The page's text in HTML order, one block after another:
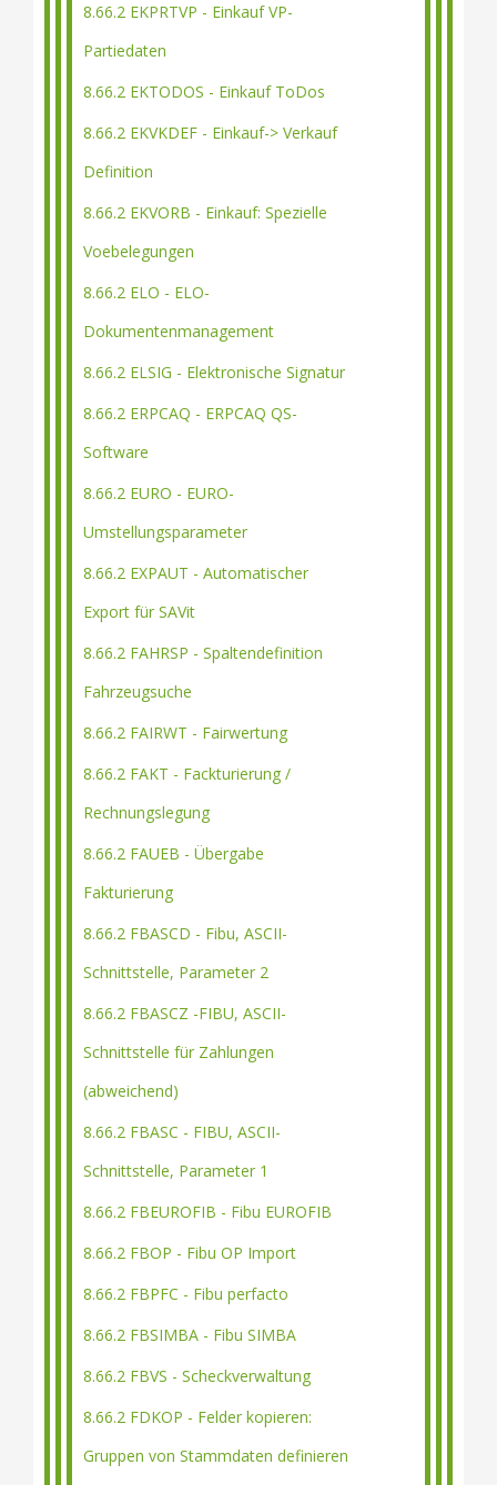
8.66.2 EKPRTVP - Einkauf VP-
Partiedaten
8.66.2 EKTODOS - Einkauf ToDos
8.66.2 EKVKDEF - Einkauf-> Verkauf
Definition
8.66.2 EKVORB - Einkauf: Spezielle
Voebelegungen
8.66.2 ELO - ELO-
Dokumentenmanagement
8.66.2 ELSIG - Elektronische Signatur
8.66.2 ERPCAQ - ERPCAQ QS-
Software
8.66.2 EURO - EURO-
Umstellungsparameter
8.66.2 EXPAUT - Automatischer
Export für SAVit
8.66.2 FAHRSP - Spaltendefinition
Fahrzeugsuche
8.66.2 FAIRWT - Fairwertung
8.66.2 FAKT - Fackturierung /
Rechnungslegung
8.66.2 FAUEB - Übergabe
Fakturierung
8.66.2 FBASCD - Fibu, ASCII-
Schnittstelle, Parameter 2
8.66.2 FBASCZ -FIBU, ASCII-
Schnittstelle für Zahlungen
(abweichend)
8.66.2 FBASC - FIBU, ASCII-
Schnittstelle, Parameter 1
8.66.2 FBEUROFIB - Fibu EUROFIB
8.66.2 FBOP - Fibu OP Import
8.66.2 FBPFC - Fibu perfacto
8.66.2 FBSIMBA - Fibu SIMBA
8.66.2 FBVS - Scheckverwaltung
8.66.2 FDKOP - Felder kopieren:
Gruppen von Stammdaten definieren